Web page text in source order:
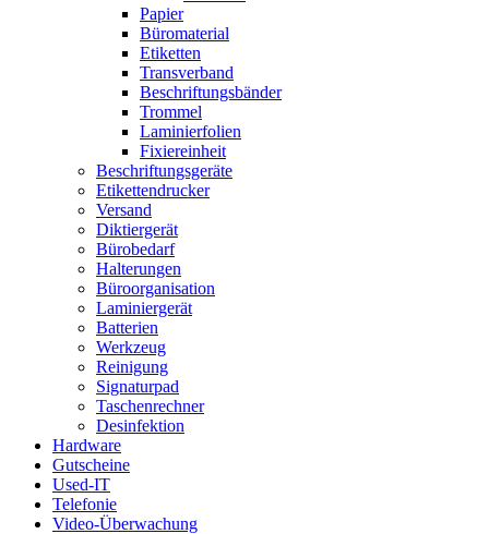
Papier
Büromaterial
Etiketten
Transverband
Beschriftungsbänder
Trommel
Laminierfolien
Fixiereinheit
Beschriftungsgeräte
Etikettendrucker
Versand
Diktiergerät
Bürobedarf
Halterungen
Büroorganisation
Laminiergerät
Batterien
Werkzeug
Reinigung
Signaturpad
Taschenrechner
Desinfektion
Hardware
Gutscheine
Used-IT
Telefonie
Video-Überwachung